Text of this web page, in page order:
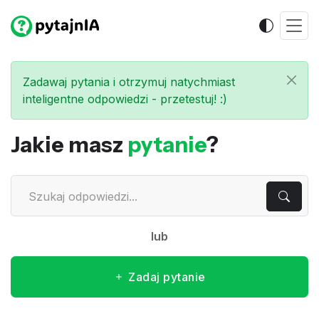
Zadawaj pytania i otrzymuj natychmiast
inteligentne odpowiedzi - przetestuj! :)
Jakie masz pytanie?
lub
Zadaj pytanie